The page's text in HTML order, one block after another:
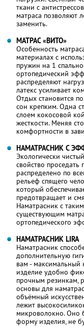
ткани с
матраса позволяют
заменить.
МАТРАС «ВИТО»
Особенность
материалах с
пружин на 1
ортопедический
распределяют
латекс усиливает
Отдых становится
сон крепким. Одна
слоем кокосовой
жесткости. Меняя
комфортности в
НАМАТРАСНИК С
Экологически
свойство
распределено по
рельеф спящего
который
предотвращает и
Наматрасник с
существующим
ортопедического
НАМАТРАСНИК LIRA
Наматрасник
дополнительную
вам - максимальный
изделие удобно
прочным резинкам,
основы для
объёмный
лежит
микроволокно. Оно
форму изделия, не